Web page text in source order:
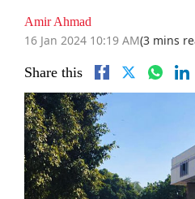
Amir Ahmad
16 Jan 2024 10:19 AM(3 mins
Share this